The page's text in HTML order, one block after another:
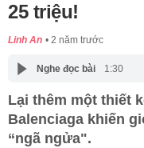
25 triệu!
Linh An 2 năm trước
Nghe đọc bài 1:30
Lại thêm một thiết
Balenciaga khiến
“ngã ngửa".